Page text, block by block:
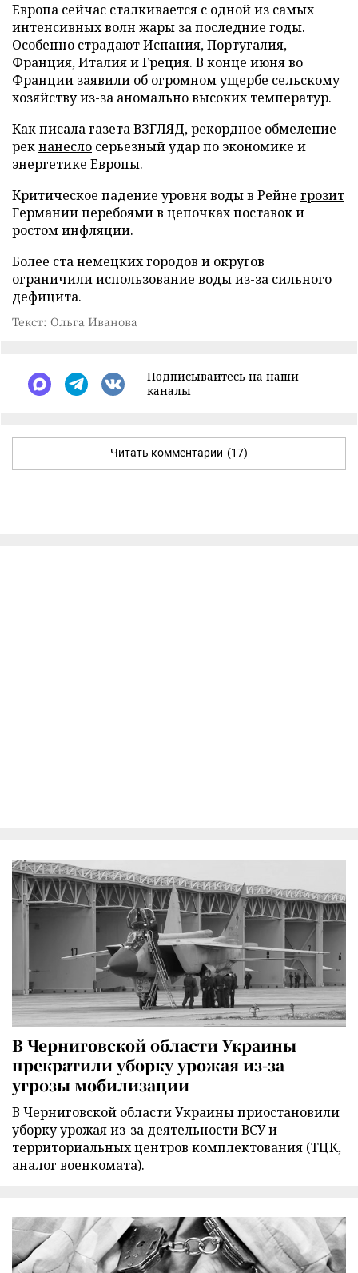
Европа сейчас сталкивается с одной из самых
интенсивных волн жары за последние годы.
Особенно страдают Испания, Португалия,
Франция, Италия и Греция. В конце июня во
Франции заявили об огромном ущербе сельскому
хозяйству из-за аномально высоких температур.
Как писала газета ВЗГЛЯД, рекордное обмеление
рекнанесло серьезный удар по экономике и
энергетике Европы.
Критическое падение уровня воды в Рейне грозит
Германии перебоями в цепочках поставок и
ростом инфляции.
Более ста немецких городов и округов
ограничилииспользование воды из-за сильного
дефицита.
Текст: Ольга Иванова
Подписывайтесь на наши
каналы
Читать комментарии (17)
В Черниговской области Украины
прекратили уборку урожая из-за
угрозы мобилизации
В Черниговской области Украины приостановили
уборку урожая из-за деятельности ВСУ и
территориальных центров комплектования (ТЦК,
аналог военкомата).